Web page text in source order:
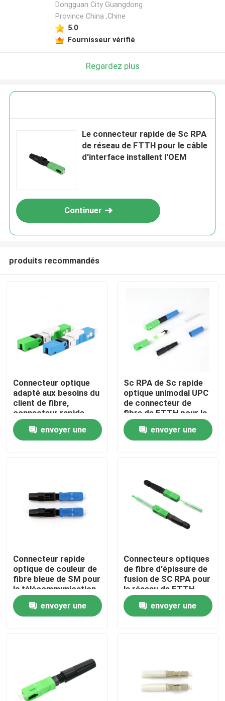
Aperçu
Produits
VR Show
Visite d'usine
Contrôle de la qualité
Câble équipé de fibre
Corde de correction de câble de fibre
Dongguan City Guangdong
Province China ,Chine
5.0
Fournisseur vérifié
Regardez plus
Le connecteur rapide de Sc RPA
de réseau de FTTH pour le câble
d'interface installent l'OEM
Continuer
produits recommandés
Connecteur optique
adapté aux besoins du
client de fibre,
connecteur rapide
RoHS de Sc conforme
envoyer une
Sc RPA de Sc rapide
optique unimodal UPC
de connecteur de
fibre de FTTH pour la
communication de
télécomenvoyer une
Connecteur rapide
optique de couleur de
fibre bleue de SM pour
la télécommunication
de FTTH CATV
envoyer une
Connecteurs optiques
de fibre d'épissure de
fusion de SC RPA pour
le réseau de FTTH
FTTB FTTX
envoyer une